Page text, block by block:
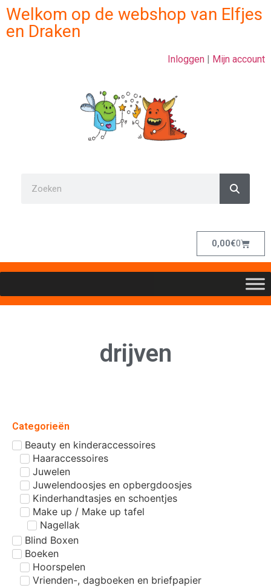
Welkom op de webshop van Elfjes
en Draken
Inloggen | Mijn account
0,00€0
drijven
Categorieën
Beauty en kinderaccessoires
Haaraccessoires
Juwelen
Juwelendoosjes en opbergdoosjes
Kinderhandtasjes en schoentjes
Make up / Make up tafel
Nagellak
Blind Boxen
Boeken
Hoorspelen
Vrienden-, dagboeken en briefpapier